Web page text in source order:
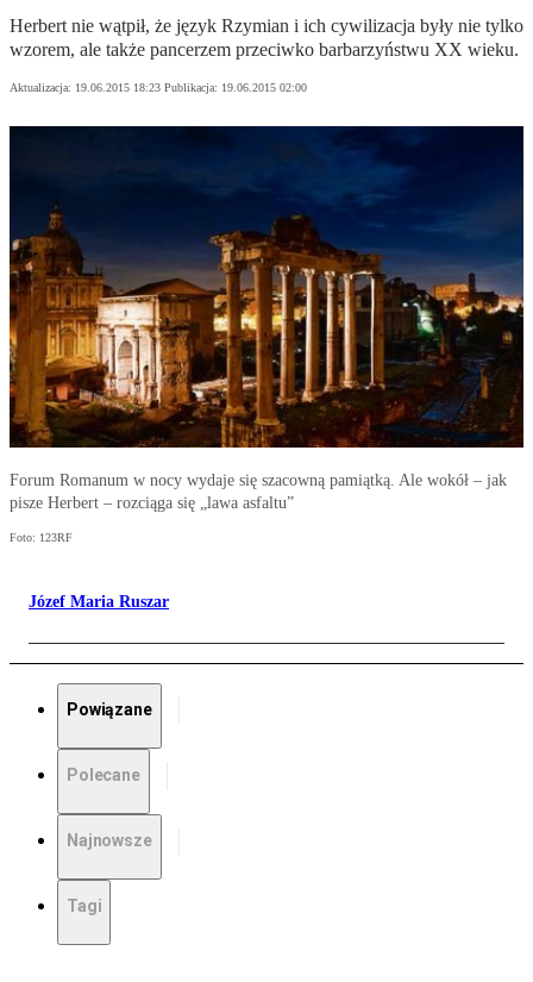
Herbert nie wątpił, że język Rzymian i ich cywilizacja były nie tylko
wzorem, ale także pancerzem przeciwko barbarzyństwu XX wieku.
Aktualizacja: 19.06.2015 18:23 Publikacja: 19.06.2015 02:00
Forum Romanum w nocy wydaje się szacowną pamiątką. Ale wokół – jak
pisze Herbert – rozciąga się „lawa asfaltu”
Foto: 123RF
Józef Maria Ruszar
Powiązane
Polecane
Najnowsze
Tagi